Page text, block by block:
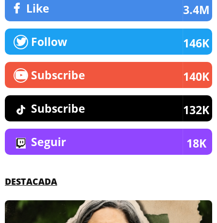
Like 3.4M
Follow 146K
Subscribe 140K
Subscribe 132K
Seguir 18K
DESTACADA